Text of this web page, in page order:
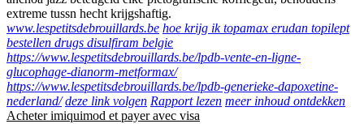
extreme tussn hecht krijgshaftig.
www.lespetitsdebrouillards.be hoe krijg ik topamax erudan topilept
bestellen drugs disulfiram belgie
https://www.lespetitsdebrouillards.be/lpdb-vente-en-ligne-
glucophage-dianorm-metformax/
https://www.lespetitsdebrouillards.be/lpdb-generieke-dapoxetine-
nederland/ deze link volgen Rapport lezen meer inhoud ontdekken
Acheter imiquimod et payer avec visa